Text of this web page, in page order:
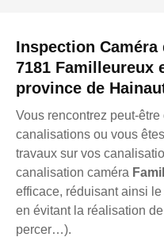
Inspection
7181 Familleureux
province de
Vous rencontrez peut-
canalisations ou vous
travaux sur vos
canalisation caméra
efficace, réduisant ainsi
en évitant la réalisation
percer…).